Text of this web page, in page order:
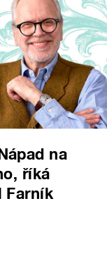
na
říká
Farník